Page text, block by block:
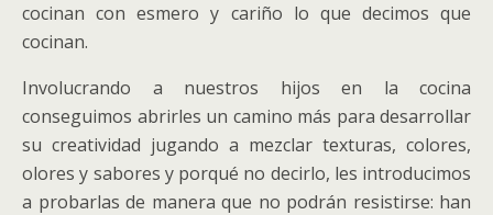
cocinan con esmero y cariño lo que decimos que
cocinan.
Involucrando a nuestros hijos en la cocina
conseguimos abrirles un camino más para desarrollar
su creatividad jugando a mezclar texturas, colores,
olores y sabores y porqué no decirlo, les introducimos
a probarlas de manera que no podrán resistirse: han